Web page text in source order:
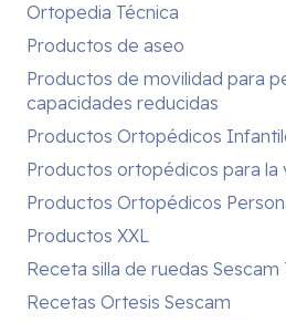
Ortopedia Técnica
Productos de aseo
Productos de movilidad para
capacidades reducidas
Productos Ortopédicos
Productos ortopédicos para la
Productos Ortopédicos
Productos XXL
Receta silla de ruedas Sescam
Recetas Ortesis Sescam